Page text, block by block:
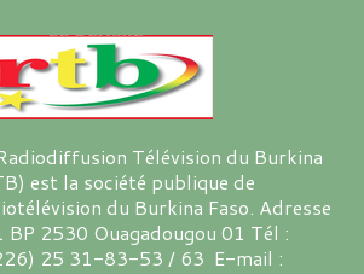
Télévision du Burkina
est la société publique de
du Burkina Faso. Adresse
BP 2530 Ouagadougou 01 Tél :
25 31-83-53 / 63 E-mail :